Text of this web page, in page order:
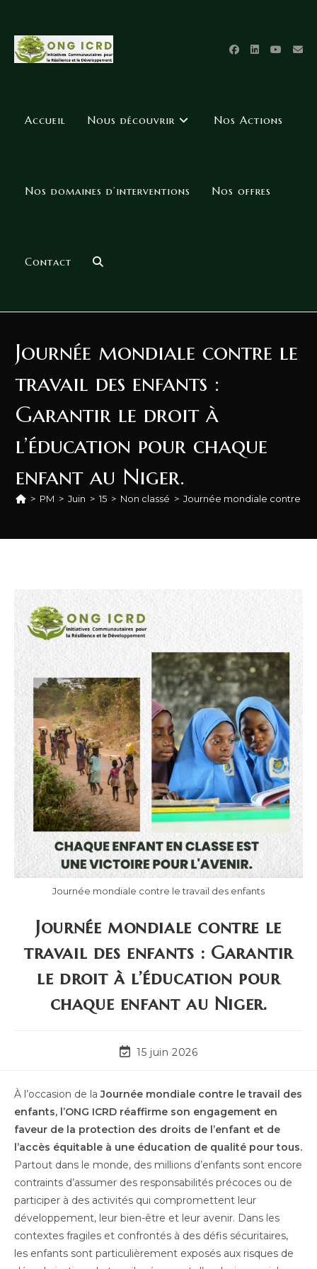
Accueil Nous découvrir Nos Actions
Nos domaines d’interventions Nos offres
Contact
Journée mondiale contre le
travail des enfants :
Garantir le droit à
l’éducation pour chaque
enfant au Niger.
> PM > Juin > 15 > Non classé > Journée mondiale contre le
Journée mondiale contre le travail des enfants
Journée mondiale contre le
travail des enfants : Garantir
le droit à l’éducation pour
chaque enfant au Niger.
15 juin 2026
À l’occasion de laJournée mondiale contre le travail des
enfants, l’ONG ICRD réaffirme son engagement en
faveur de la protection des droits de l’enfant et de
l’accès équitable à une éducation de qualité pour tous.
Partout dans le monde, des millions d’enfants sont encore
contraints d’assumer des responsabilités précoces ou de
participer à des activités qui compromettent leur
développement, leur bien-être et leur avenir. Dans les
contextes fragiles et confrontés à des défis sécuritaires,
les enfants sont particulièrement exposés aux risques de